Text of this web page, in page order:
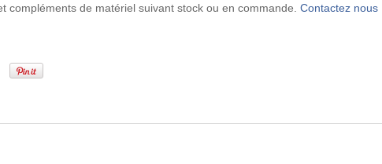
compléments de matériel suivant stock ou en commande.Contactez nous